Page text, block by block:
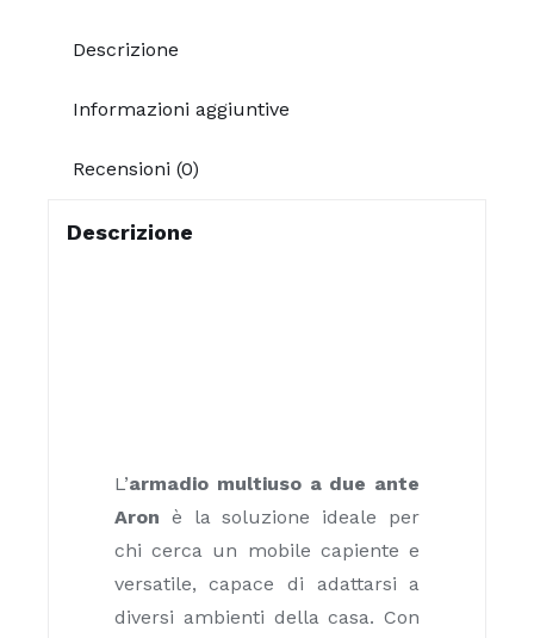
Descrizione
Informazioni aggiuntive
Recensioni (0)
Descrizione
L’armadio multiuso a due ante
Aron è la soluzione ideale per
chi cerca un mobile capiente e
versatile, capace di adattarsi a
diversi ambienti della casa. Con